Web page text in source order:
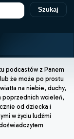
Szukaj
podcastów z Panem
że może po prostu
na niebie, duchy,
poprzednich wcieleń,
od dziecka i
w życiu ludźmi